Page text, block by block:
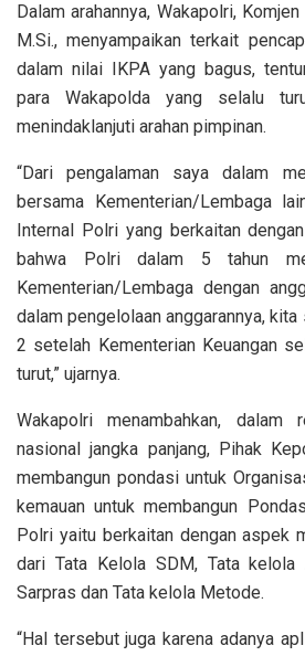
Dalam arahannya, Wakapolri,
M.Si., menyampaikan terkait
dalam nilai IKPA yang bagus,
para Wakapolda yang selalu
menindaklanjuti arahan pimpinan.
“Dari pengalaman saya dalam
bersama Kementerian/Lembaga
Internal Polri yang berkaitan
bahwa Polri dalam 5 tahun
Kementerian/Lembaga dengan
dalam pengelolaan anggarannya,
2 setelah Kementerian Keuangan
turut,” ujarnya.
Wakapolri menambahkan, dalam
nasional jangka panjang, Pihak
membangun pondasi untuk
kemauan untuk membangun
Polri yaitu berkaitan dengan aspek
dari Tata Kelola SDM, Tata kelola
Sarpras dan Tata kelola Metode.
“Hal tersebut juga karena adanya